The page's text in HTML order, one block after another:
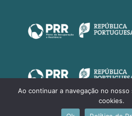
Ao continuar a navegação no
cookies.